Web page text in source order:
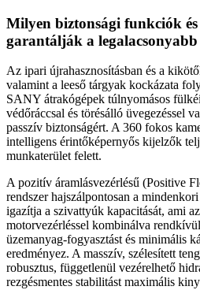
Milyen biztonsági funkciók
garantálják a legalacsonyabb
Az ipari újrahasznosításban és a
valamint a leeső tárgyak kockázata
SANY átrakógépek túlnyomásos
védőráccsal és törésálló üvegezéssel
passzív biztonságért. A 360 fokos
intelligens érintőképernyős kijelzők
munkaterület felett.
A pozitív áramlásvezérlésű (Positive
rendszer hajszálpontosan a
igazítja a szivattyúk kapacitását, ami
motorvezérléssel kombinálva
üzemanyag-fogyasztást és minimális
eredményez. A masszív, szélesített
robusztus, függetlenül vezérelhető
rezgésmentes stabilitást maximális